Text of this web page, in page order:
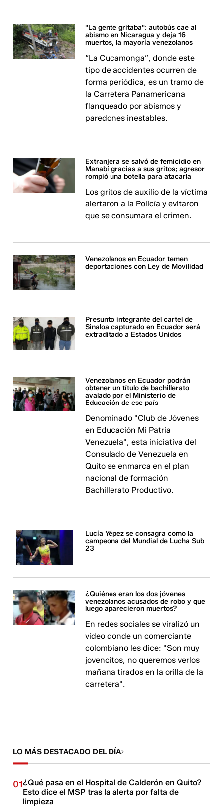
"La gente gritaba": autobús cae al
abismo en Nicaragua y deja 16
muertos, la mayoría venezolanos
“La Cucamonga”, donde este
tipo de accidentes ocurren de
forma periódica, es un tramo de
la Carretera Panamericana
flanqueado por abismos y
paredones inestables.
Extranjera se salvó de femicidio en
Manabí gracias a sus gritos; agresor
rompió una botella para atacarla
Los gritos de auxilio de la víctima
alertaron a la Policía y evitaron
que se consumara el crimen.
Venezolanos en Ecuador temen
deportaciones con Ley de Movilidad
Presunto integrante del cartel de
Sinaloa capturado en Ecuador será
extraditado a Estados Unidos
Venezolanos en Ecuador podrán
obtener un título de bachillerato
avalado por el Ministerio de
Educación de ese país
Denominado "Club de Jóvenes
en Educación Mi Patria
Venezuela", esta iniciativa del
Consulado de Venezuela en
Quito se enmarca en el plan
nacional de formación
Bachillerato Productivo.
Lucía Yépez se consagra como la
campeona del Mundial de Lucha Sub
23
¿Quiénes eran los dos jóvenes
venezolanos acusados de robo y que
luego aparecieron muertos?
En redes sociales se viralizó un
video donde un comerciante
colombiano les dice: ​​"Son muy
jovencitos, no queremos verlos
mañana tirados en la orilla de la
carretera".
LO MÁS DESTACADO DEL DÍA
01¿Qué pasa en el Hospital de Calderón en Quito?
Esto dice el MSP tras la alerta por falta de
limpieza